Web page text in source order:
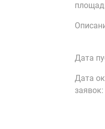
Дата
Дата
заявок: